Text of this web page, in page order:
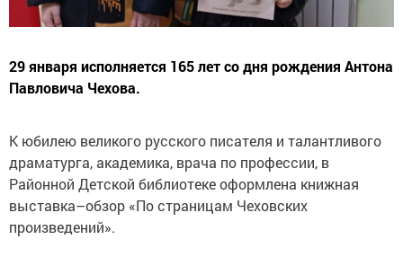
29 января исполняется 165 лет со дня рождения Антона
Павловича Чехова.
К юбилею великого русского писателя и талантливого
драматурга, академика, врача по профессии, в
Районной Детской библиотеке оформлена книжная
выставка–обзор «По страницам Чеховских
произведений».